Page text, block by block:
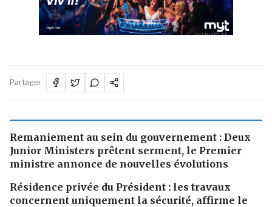
PUBLICITÉ
Partager
Remaniement au sein du gouvernement : Deux
Junior Ministers prêtent serment, le Premier
ministre annonce de nouvelles évolutions
Résidence privée du Président : les travaux
concernent uniquement la sécurité, affirme le